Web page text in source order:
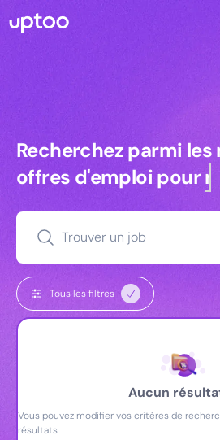
Recherchez parmi
Recherchez parmi les
offres d'emploi pour
Trouver un job
Tous les filtres
Aucun
Vous pouvez modifier vos critères de
résultats